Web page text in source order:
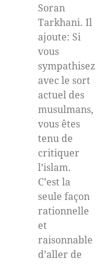
Soran
Tarkhani. Il
ajoute: Si
vous
sympathisez
avec le sort
actuel des
musulmans,
vous êtes
tenu de
critiquer
l’islam.
C’est la
seule façon
rationnelle
et
raisonnable
d’aller de